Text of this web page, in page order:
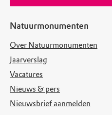
Natuurmonumenten
Over Natuurmonumenten
Jaarverslag
Vacatures
Nieuws & pers
Nieuwsbrief aanmelden